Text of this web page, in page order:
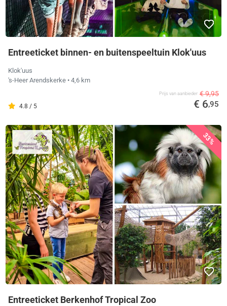
Entreeticket binnen- en buitenspeeltuin Klok'uus
Klok'uus
's-Heer Arendskerke • 4,6 km
4.8 / 5
Prijs van aanbieder € 9,95
€ 6,95
33%
Entreeticket Berkenhof Tropical Zoo